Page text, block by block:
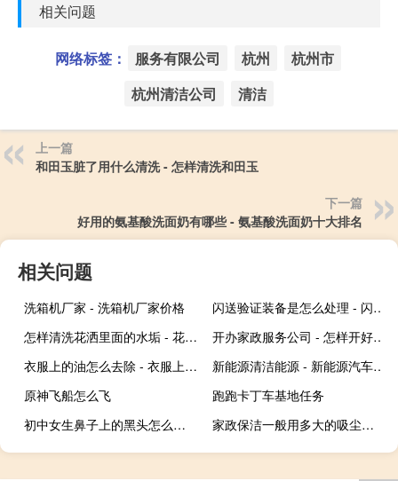
相关问题
网络标签： 服务有限公司 杭州
杭州市
杭州清洁公司
清洁
上一篇
和田玉脏了用什么清洗 - 怎样清洗和田玉
下一篇
好用的氨基酸洗面奶有哪些 - 氨基酸洗面奶十大排名
相关问题
洗箱机厂家 - 洗箱机厂家价格
闪送验证装备是怎么处理 - 闪送怎么跳过装备验证
怎样清洗花洒里面的水垢 - 花洒水垢怎么清理
开办家政服务公司 - 怎样开好一家家政公司
衣服上的油怎么去除 - 衣服上的油渍怎么去除?
新能源清洁能源 - 新能源汽车使用的清洁能源
原神飞船怎么飞
跑跑卡丁车基地任务
初中女生鼻子上的黑头怎么处理 - 正确清理鼻子上的黑头
家政保洁一般用多大的吸尘器 - 开荒保洁专用吸尘器